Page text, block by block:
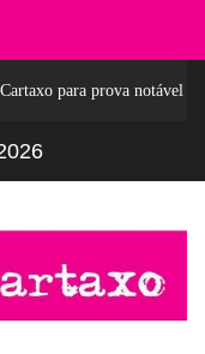
para prova notável